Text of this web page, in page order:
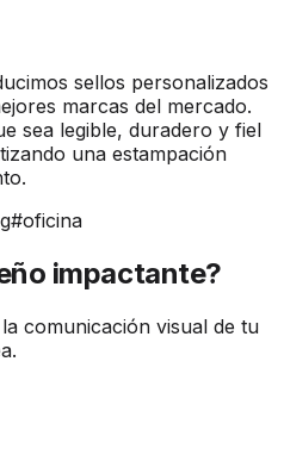
sellos personalizados
marcas del mercado.
sea legible, duradero y fiel
una estampación
#oficina
impactante?
comunicación visual de tu